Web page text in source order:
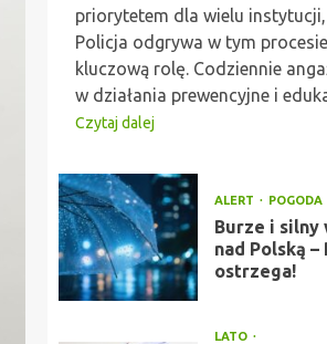
priorytetem dla wielu
Policja odgrywa w tym procesie
kluczową rolę. Codziennie
w działania prewencyjne i
Czytaj dalej
ALERT POGODA
Burze i silny
nad Polską –
ostrzega!
LATO